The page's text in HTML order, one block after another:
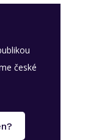
české